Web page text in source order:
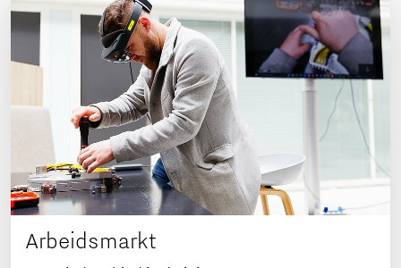
Arbeidsmarkt